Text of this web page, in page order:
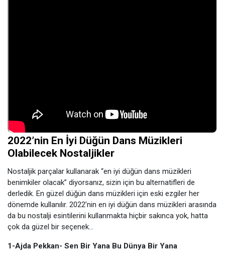
2022’nin En İyi Düğün Dans Müzikleri
Olabilecek Nostaljikler
Nostaljik parçalar kullanarak “en iyi düğün dans müzikleri
benimkiler olacak” diyorsanız, sizin için bu alternatifleri de
derledik. En güzel düğün dans müzikleri için eski ezgiler her
dönemde kullanılır. 2022’nin en iyi düğün dans müzikleri arasında
da bu nostalji esintilerini kullanmakta hiçbir sakınca yok, hatta
çok da güzel bir seçenek…
1-Ajda Pekkan- Sen Bir Yana Bu Dünya Bir Yana